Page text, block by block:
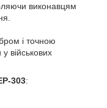
виконавцям
і точною
військових
303: